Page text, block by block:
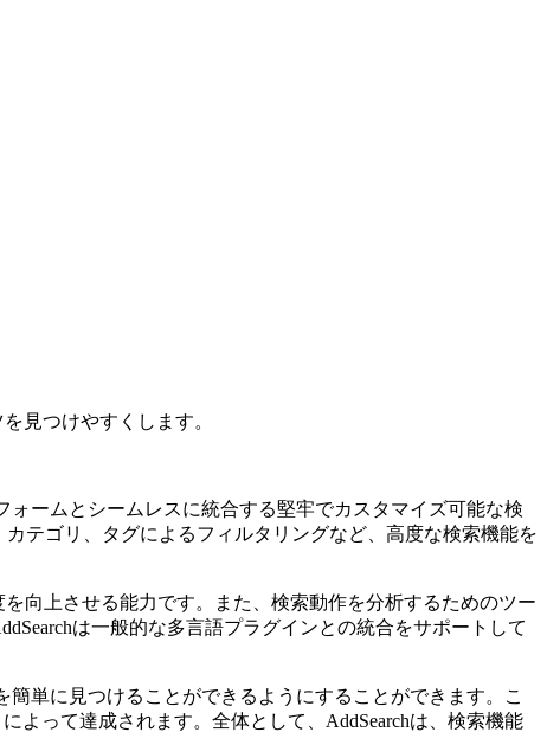
見つけやすくします。
ォームとシームレスに統合する堅牢でカスタマイズ可能な検
テゴリ、タグによるフィルタリングなど、高度な検索機能を
向上させる能力です。また、検索動作を分析するためのツー
は一般的な多言語プラグインとの統合をサポートして
単に見つけることができるようにすることができます。こ
よって達成されます。全体として、AddSearchは、検索機能